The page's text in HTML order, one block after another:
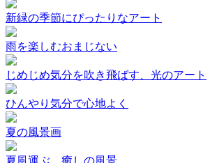
新緑の季節にぴったりなアート
雨を楽しむおまじない
じめじめ気分を吹き飛ばす、光のアート
ひんやり気分で心地よく
夏の風景画